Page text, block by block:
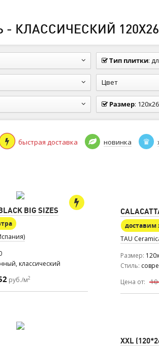
КЛАССИЧЕСКИЙ
Тип плитки:
Цвет
Размер:
быстрая доставка новинка
BIG SIZES
классический
руб./м2
доставим
TAU
Размер
Стиль
Цена от:
10
XXL